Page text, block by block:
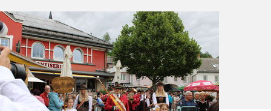
erstenzum
vorigen
Set
zum
nächsten
Set
letzten
Set